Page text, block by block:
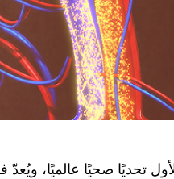
تحديًا صحيًا عالميًا، ويُعدّ